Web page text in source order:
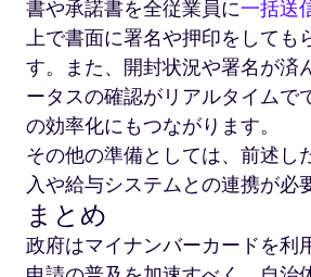
書や承諾書を全従業員に一括送
上で書面に署名や押印をしても
す。また、開封状況や署名が済
ータスの確認がリアルタイムで
の効率化にもつながります。
その他の準備としては、前述し
入や給与システムとの連携が必
まとめ
政府はマイナンバーカードを利